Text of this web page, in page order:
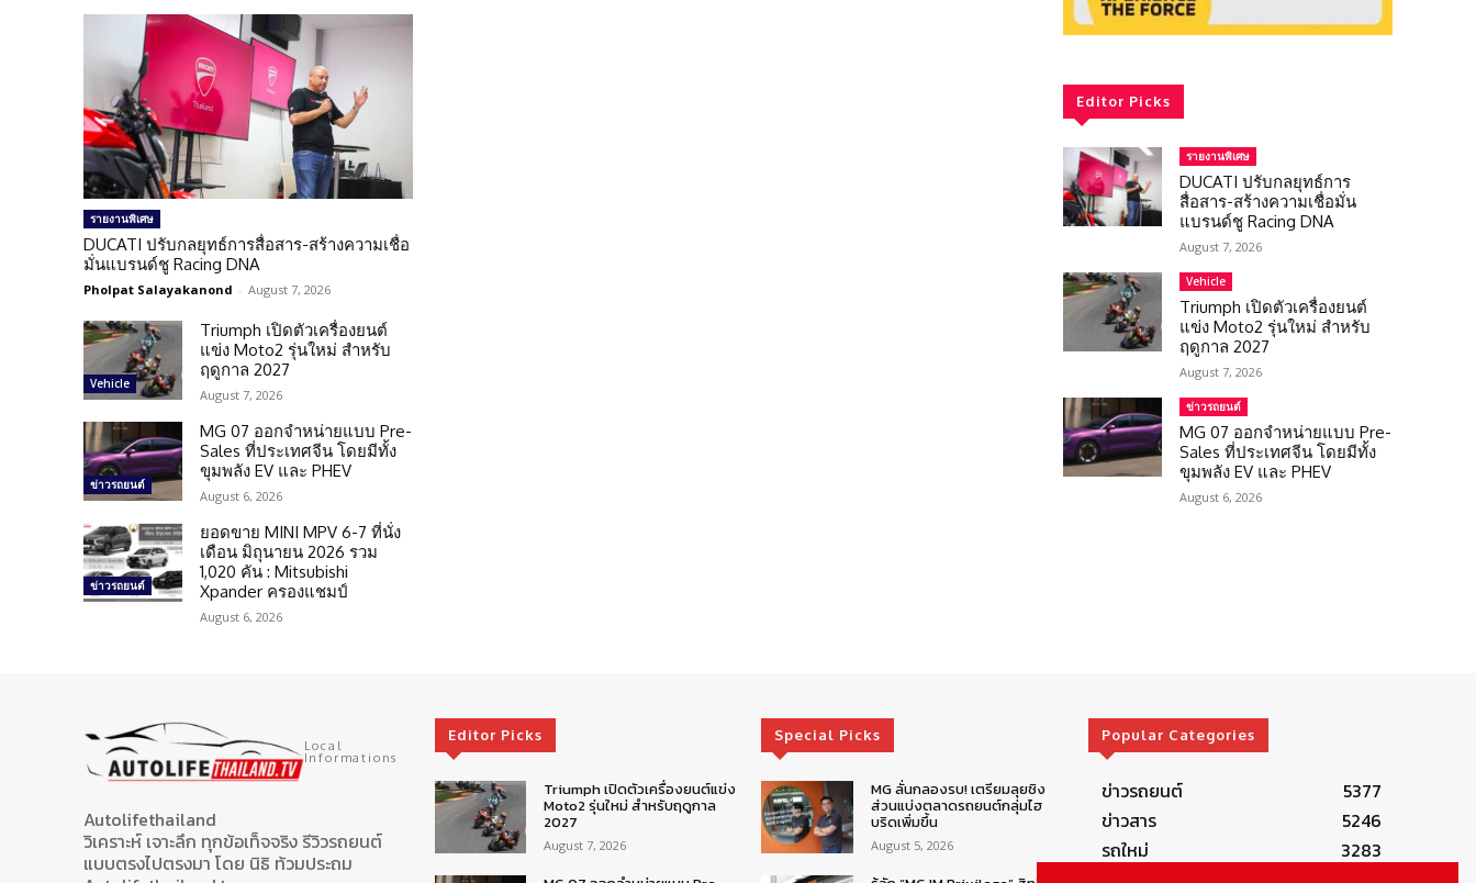
รายงานพิเศษ
DUCATI ปรับกลยุทธ์การสื่อสาร-สร้างความเชื่อ
มั่นแบรนด์ชู Racing DNA
Pholpat Salayakanond - August 7, 2026
Vehicle
Triumph เปิดตัวเครื่องยนต์
แข่ง Moto2 รุ่นใหม่ สำหรับ
ฤดูกาล 2027
August 7, 2026
ข่าวรถยนต์
MG 07 ออกจำหน่ายแบบ Pre-
Sales ที่ประเทศจีน โดยมีทั้ง
ขุมพลัง EV และ PHEV
August 6, 2026
ข่าวรถยนต์
ยอดขาย MINI MPV 6-7 ที่นั่ง
เดือน มิถุนายน 2026 รวม
1,020 คัน : Mitsubishi
Xpander ครองแชมป์
August 6, 2026
Editor Picks
รายงานพิเศษ
DUCATI ปรับกลยุทธ์การ
สื่อสาร-สร้างความเชื่อมั่น
แบรนด์ชู Racing DNA
August 7, 2026
Vehicle
Triumph เปิดตัวเครื่องยนต์
แข่ง Moto2 รุ่นใหม่ สำหรับ
ฤดูกาล 2027
August 7, 2026
ข่าวรถยนต์
MG 07 ออกจำหน่ายแบบ Pre-
Sales ที่ประเทศจีน โดยมีทั้ง
ขุมพลัง EV และ PHEV
August 6, 2026
Local
Informations
Autolifethailand
วิเคราะห์ เจาะลึก ทุกข้อเท็จจริง รีวิวรถยนต์
แบบตรงไปตรงมา โดย นิธิ ท้วมประถม
Editor Picks
Triumph เปิดตัวเครื่องยนต์แข่ง
Moto2 รุ่นใหม่ สำหรับฤดูกาล
2027
August 7, 2026
Special Picks
MG ลั่นกลองรบ! เตรียมลุยชิง
ส่วนแบ่งตลาดรถยนต์กลุ่มไฮ
บริดเพิ่มขึ้น
August 5, 2026
Popular Categories
ข่าวรถยนต์
5377
ข่าวสาร
5246
รถใหม่
3283